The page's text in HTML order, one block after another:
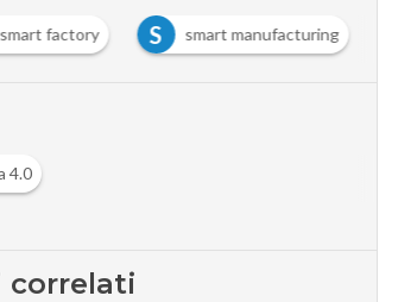
smart factory S smart manufacturing
4.0
correlati